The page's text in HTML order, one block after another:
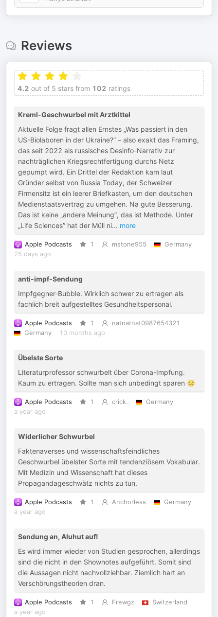
Reviews
4.2 out of 5 stars from 102 ratings
Kreml-Geschwurbel mit Arztkittel
Aktuelle Folge fragt allen Ernstes „Was passiert in den
US-Biolaboren in der Ukraine?” – also exakt das Framing,
das seit 2022 als russisches Desinfo-Narrativ zur
nachträglichen Kriegsrechtfertigung durchs Netz
gepumpt wird. Ein Drittel der Redaktion kam laut
Gründer selbst von Russia Today, der Schweizer
Firmensitz ist ein leerer Briefkasten, um den deutschen
Medienstaatsvertrag zu umgehen. Na gute Besserung.
Das ist keine „andere Meinung”, das ist Methode. Unter
„Life Sciences” hat der Müll ni... more
Apple Podcasts 1 mstone955
Germany
25 days ago
anti-impf-Sendung
Impfgegner-Bubble. Wirklich schwer zu ertragen als
fachlich breit aufgestelltes Gesundheitspersonal.
Apple Podcasts 1
natnatnat0987654321
Germany
10 months ago
Übelste Sorte
Literaturprofessor schwurbelt über Corona-Impfung.
Kaum zu ertragen. Sollte man sich unbedingt sparen ☹️
Apple Podcasts 1 crick.
Germany
a year ago
Widerlicher Schwurbel
Faktenaverses und wissenschaftsfeindliches
Geschwurbel übelster Sorte mit tendenziösem Vokabular.
Mit Medizin und Wissenschaft hat dieses
Propagandageschwätz nichts zu tun.
Apple Podcasts 1 Anchorless
Germany
a year ago
Sendung an, Aluhut auf!
Es wird immer wieder von Studien gesprochen, allerdings
sind die nicht in den Shownotes aufgeführt. Somit sind
die Aussagen nicht nachvollziehbar. Ziemlich hart an
Verschörungstheorien dran.
Apple Podcasts 1 Frewgz
Switzerland
a year ago